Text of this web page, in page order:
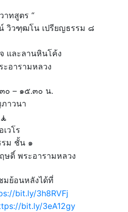
าทสูตร “
วิวฑฺฒโน เปรียญธรรม ๘
และลานหินโค้ง
อารามหลวง
๐ – ๑๕.๓๐ น.
าวนา
วโร
รม ชั้น ๑
ษดิ์ พระอารามหลวง
มย้อนหลังได้ที่
bit.ly/3h8RVFj
bit.ly/3eA12gy